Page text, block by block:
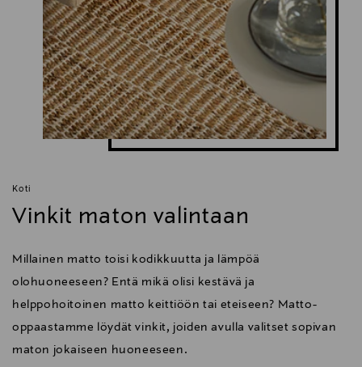
Koti
Vinkit maton valintaan
Millainen matto toisi kodikkuutta ja lämpöä
olohuoneeseen? Entä mikä olisi kestävä ja
helppohoitoinen matto keittiöön tai eteiseen? Matto-
oppaastamme löydät vinkit, joiden avulla valitset sopivan
maton jokaiseen huoneeseen.